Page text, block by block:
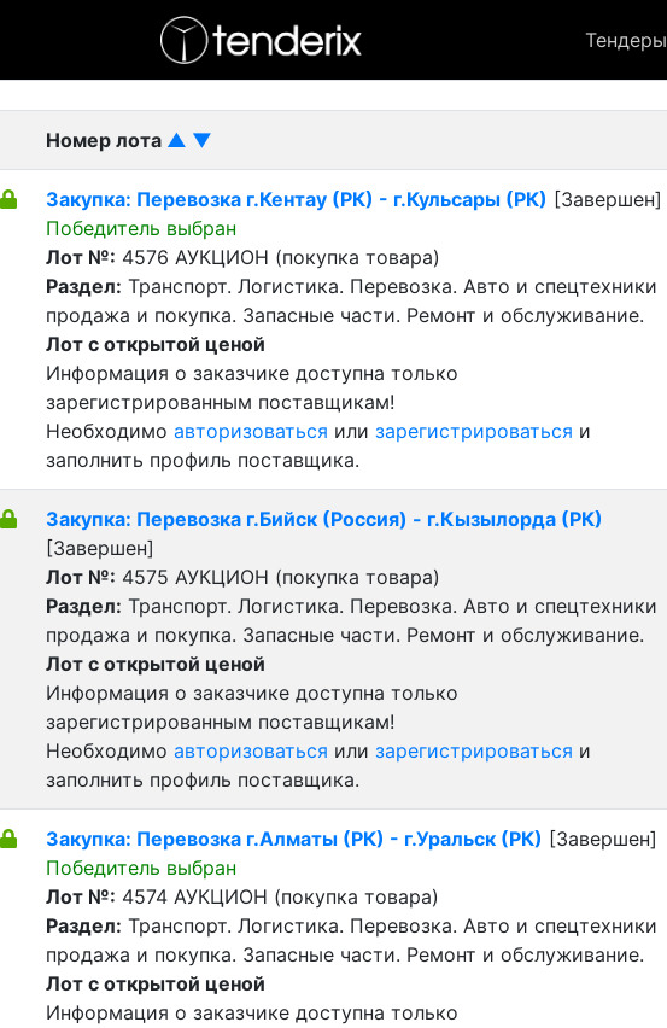
Тендеры
- Завершенный лот
Номер лота ▲ ▼
Закупка: Перевозка г.Кентау (РК) - г.Кульсары (РК) [Завершен]
Победитель выбран
Лот №: 4576 АУКЦИОН (покупка товара)
Раздел: Транспорт. Логистика. Перевозка. Авто и спецтехники
продажа и покупка. Запасные части. Ремонт и обслуживание.
Лот с открытой ценой
Информация о заказчике доступна только
зарегистрированным поставщикам!
Необходимо авторизоваться или зарегистрироваться и
заполнить профиль поставщика.
Закупка: Перевозка г.Бийск (Россия) - г.Кызылорда (РК)
[Завершен]
Лот №: 4575 АУКЦИОН (покупка товара)
Раздел: Транспорт. Логистика. Перевозка. Авто и спецтехники
продажа и покупка. Запасные части. Ремонт и обслуживание.
Лот с открытой ценой
Информация о заказчике доступна только
зарегистрированным поставщикам!
Необходимо авторизоваться или зарегистрироваться и
заполнить профиль поставщика.
Закупка: Перевозка г.Алматы (РК) - г.Уральск (РК) [Завершен]
Победитель выбран
Лот №: 4574 АУКЦИОН (покупка товара)
Раздел: Транспорт. Логистика. Перевозка. Авто и спецтехники
продажа и покупка. Запасные части. Ремонт и обслуживание.
Лот с открытой ценой
Информация о заказчике доступна только